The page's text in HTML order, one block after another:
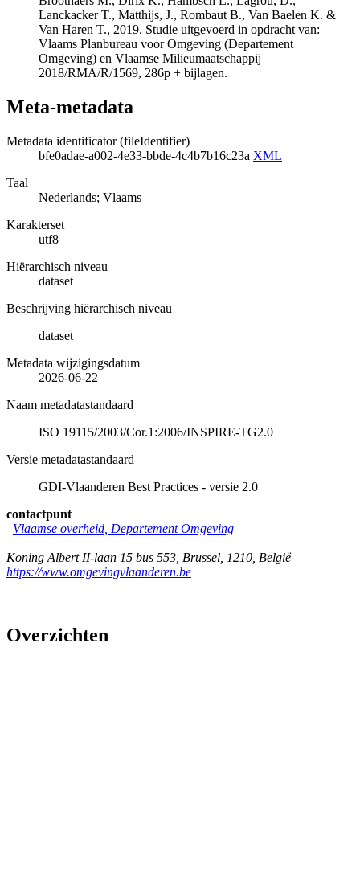
Lanckacker T., Matthijs, J., Rombaut B., Van Baelen K. &
Van Haren T., 2019. Studie uitgevoerd in opdracht van:
Vlaams Planbureau voor Omgeving (Departement
Omgeving) en Vlaamse Milieumaatschappij
2018/RMA/R/1569, 286p + bijlagen.
Meta-metadata
Metadata identificator (fileIdentifier)
bfe0adae-a002-4e33-bbde-4c4b7b16c23a XML
Taal
Nederlands; Vlaams
Karakterset
utf8
Hiërarchisch niveau
dataset
Beschrijving hiërarchisch niveau
dataset
Metadata wijzigingsdatum
2026-06-22
Naam metadatastandaard
ISO 19115/2003/Cor.1:2006/INSPIRE-TG2.0
Versie metadatastandaard
GDI-Vlaanderen Best Practices - versie 2.0
contactpunt
Vlaamse overheid, Departement Omgeving
Koning Albert II-laan 15 bus 553 Brussel 1210 België
https://www.omgevingvlaanderen.be
Overzichten